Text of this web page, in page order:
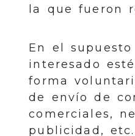
la que fueron
En el supuesto
interesado
forma
de envío de
comerciales,
publicidad,